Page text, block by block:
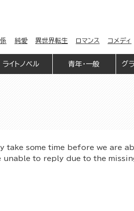
純愛 異世界転生 ロマンス コメディ
ライトノベル 青年・一般 グ
some time before we are
to reply due to the